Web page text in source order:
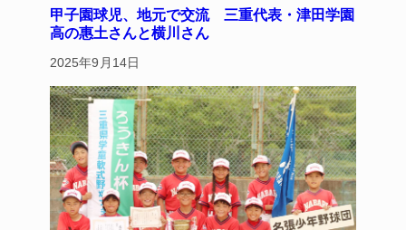
甲子園球児、地元で交流 三重代表・津田学園
高の惠土さんと横川さん
2025年9月14日